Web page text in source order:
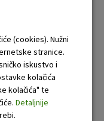
Općih uvjeta
i ažurirane
stranici
(cookies). Nužni
stranice.
iskustvo i
kolačića
kolačića" te
Detaljnije